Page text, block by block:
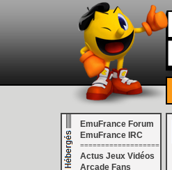
EmuFrance Forum
EmuFrance IRC
===================
Actus Jeux Vidéos
Arcade Fans